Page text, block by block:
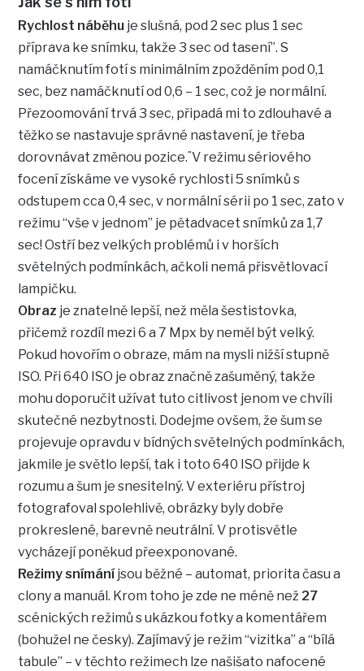
Rychlost náběhu je slušná, pod 2 sec plus 1 sec
příprava ke snímku, takže 3 sec od tasení”. S
namáčknutím fotí s minimálním zpožděním pod 0,1
sec, bez namáčknutí od 0,6 – 1 sec, což je normální.
Přezoomování trvá 3 sec, připadá mi to zdlouhavé a
těžko se nastavuje správné nastavení, je třeba
dorovnávat změnou pozice.¨V režimu sériového
focení získáme ve vysoké rychlosti 5 snímků s
odstupem cca 0,4 sec, v normální sérii po 1 sec, zato v
režimu “vše v jednom” je pětadvacet snímků za 1,7
sec! Ostří bez velkých problémů i v horších
světelných podmínkách, ačkoli nemá přisvětlovací
lampičku.
Obraz je znatelně lepší, než měla šestistovka,
přičemž rozdíl mezi 6 a 7 Mpx by neměl být velký.
Pokud hovořím o obraze, mám na mysli nižší stupně
ISO. Při 640 ISO je obraz značně zašuměný, takže
mohu doporučit užívat tuto citlivost jenom ve chvíli
skutečné nezbytnosti. Dodejme ovšem, že šum se
projevuje opravdu v bídných světelných podmínkách,
jakmile je světlo lepší, tak i toto 640 ISO přijde k
rozumu a šum je snesitelný. V exteriéru přístroj
fotografoval spolehlivě, obrázky byly dobře
prokreslené, barevně neutrální. V protisvětle
vycházejí poněkud přeexponované.
Režimy snímáníjsou běžné – automat, priorita času a
clony a manuál. Krom toho je zde ne méně než 27
scénických režimů s ukázkou fotky a komentářem
(bohužel ne česky). Zajímavý je režim “vizitka” a “bílá
tabule” – v těchto režimech lze našišato nafocené